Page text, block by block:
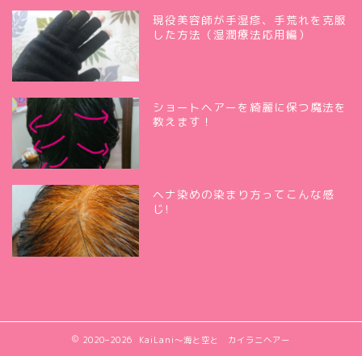
現役美容師が手湿疹、手荒れを克服
した方法（湿潤療法応用編）
ショートヘアーを綺麗に保つ魔法を
教えます！
ヘナ染めの染まり方ってこんな感
じ!
2020–2026 KaiLani〜海と空と カイラニヘアー